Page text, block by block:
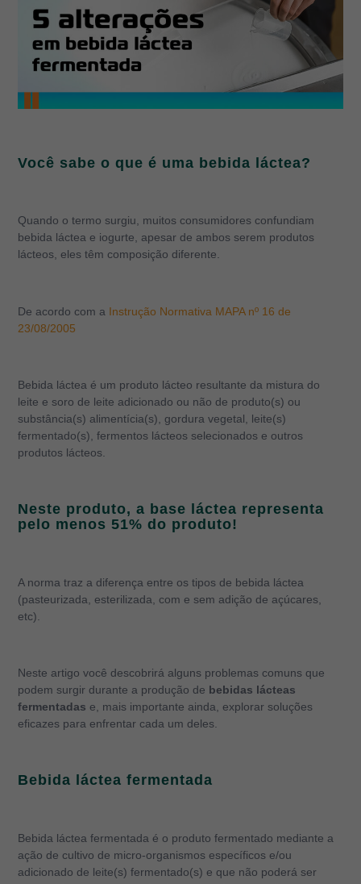
Você sabe o que é uma bebida láctea?
Quando o termo surgiu, muitos consumidores confundiam
bebida láctea e iogurte, apesar de ambos serem produtos
lácteos, eles têm composição diferente.
De acordo com a Instrução Normativa MAPA nº 16 de
23/08/2005
Bebida láctea é um produto lácteo resultante da mistura do
leite e soro de leite adicionado ou não de produto(s) ou
substância(s) alimentícia(s), gordura vegetal, leite(s)
fermentado(s), fermentos lácteos selecionados e outros
produtos lácteos.
Neste produto, a base láctea representa
pelo menos 51% do produto!
A norma traz a diferença entre os tipos de bebida láctea
(pasteurizada, esterilizada, com e sem adição de açúcares,
etc).
Neste artigo você descobrirá alguns problemas comuns que
podem surgir durante a produção de bebidas lácteas
fermentadas e, mais importante ainda, explorar soluções
eficazes para enfrentar cada um deles.
Bebida láctea fermentada
Bebida láctea fermentada é o produto fermentado mediante a
ação de cultivo de micro-organismos específicos e/ou
adicionado de leite(s) fermentado(s) e que não poderá ser